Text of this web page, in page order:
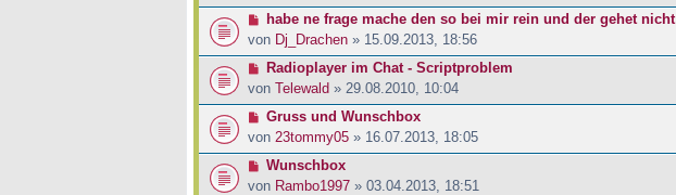
habe ne frage mache den so bei mir rein und der gehet nicht
von Dj_Drachen » 15.09.2013, 18:56
Radioplayer im Chat - Scriptproblem
von Telewald » 29.08.2010, 10:04
Gruss und Wunschbox
von 23tommy05 » 16.07.2013, 18:05
Wunschbox
von Rambo1997 » 03.04.2013, 18:51